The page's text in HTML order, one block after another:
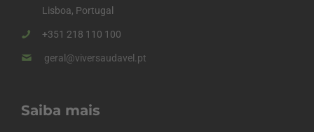
Lisboa, Portugal
+351 218 110 100
geral@viversaudavel.pt
Saiba mais